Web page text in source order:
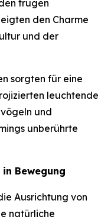
trugen
den Charme
und der
sorgten für eine
leuchtende
und
unberührte
Bewegung
Ausrichtung von
natürliche